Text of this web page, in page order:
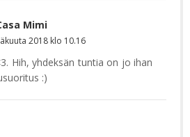
Mimi
2018 klo 10.16
Hih, yhdeksän tuntia on jo ihan
:)